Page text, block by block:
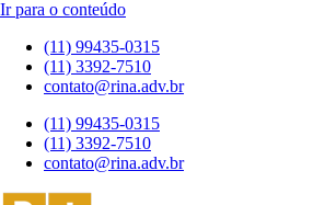
Ir para o conteúdo
(11) 99435-0315
(11) 3392-7510
contato@rina.adv.br
(11) 99435-0315
(11) 3392-7510
contato@rina.adv.br